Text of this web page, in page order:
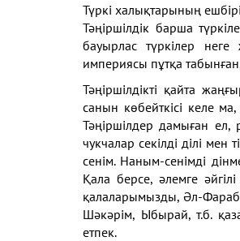
Түркі халықтарының
Тәңіршілдік барша
бауырлас түркілер
империясы пұтқа
Тәңіршілдікті қайта
санын көбейткісі келе
Тәңіршілдер дамыған ел,
чукчалар секілді ділі
сенім. Наным-сенімді
Қала берсе, әлемге
қалаларымызды, Әл-
Шәкәрім, Ыбырай, т.б.
етпек.